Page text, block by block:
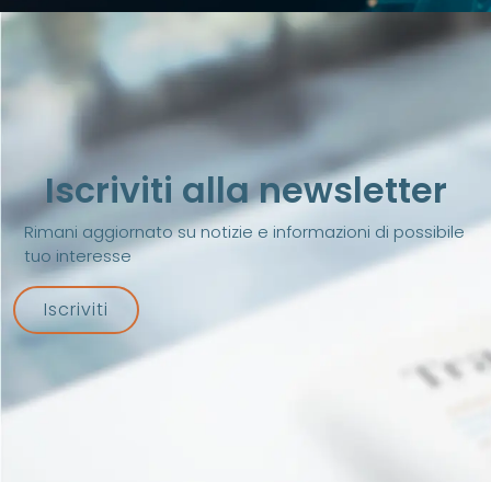
Iscriviti alla newsletter
Rimani aggiornato su notizie e informazioni di possibile
tuo interesse
Iscriviti